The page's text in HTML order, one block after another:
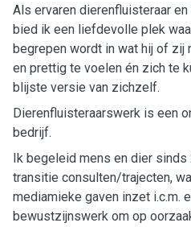
Als ervaren dierenfluisteraar
bied ik een liefdevolle plek
begrepen wordt in wat hij of
en prettig te voelen én zich te
blijste versie van zichzelf.
Dierenfluisteraarswerk is een
bedrijf.
Ik begeleid mens en dier
transitie consulten/trajecten,
mediamieke gaven inzet i.c.m.
bewustzijnswerk om op